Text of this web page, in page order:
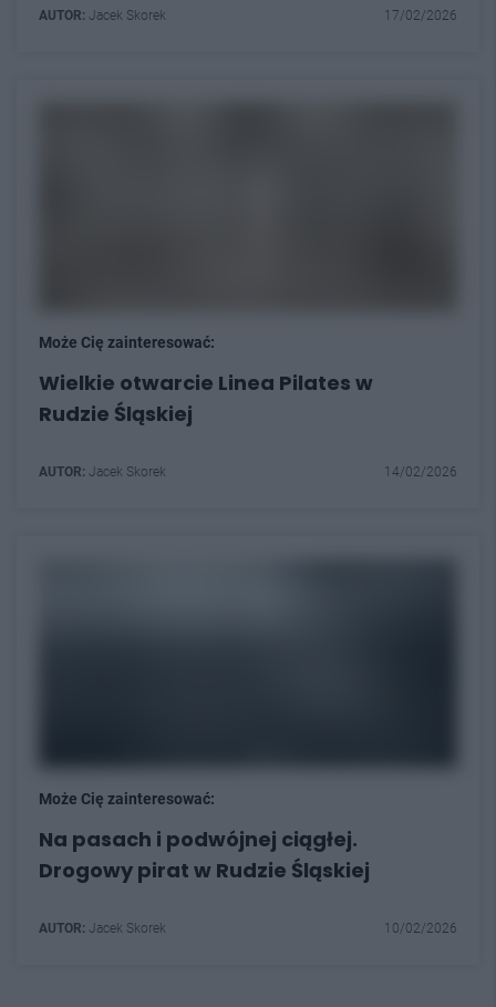
AUTOR: Jacek Skorek 17/02/2026
Może Cię zainteresować:
Wielkie otwarcie Linea Pilates w
Rudzie Śląskiej
AUTOR: Jacek Skorek 14/02/2026
Może Cię zainteresować:
Na pasach i podwójnej ciągłej.
Drogowy pirat w Rudzie Śląskiej
AUTOR: Jacek Skorek 10/02/2026